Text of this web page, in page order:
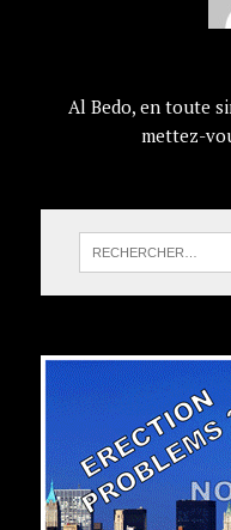
Al Bedo, en toute
mettez-